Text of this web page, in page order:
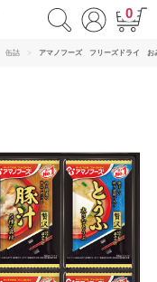
0
缶詰 アマノフーズ フリーズドライ お